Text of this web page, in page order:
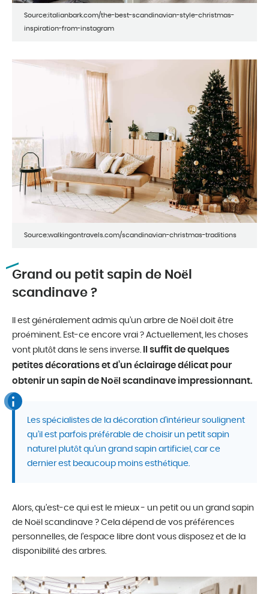
Source:italianbark.com/the-best-scandinavian-style-christmas-
inspiration-from-instagram
Source:walkingontravels.com/scandinavian-christmas-traditions
Grand ou petit sapin de Noël
scandinave ?
Il est généralement admis qu’un arbre de Noël doit être
proéminent. Est-ce encore vrai ? Actuellement, les choses
vont plutôt dans le sens inverse.
Il suffit de quelques
petites décorations et d’un éclairage délicat pour
obtenir un sapin de Noël scandinave impressionnant.
Les spécialistes de la décoration d’intérieur soulignent
qu’il est parfois préférable de choisir un petit sapin
naturel plutôt qu’un grand sapin artificiel, car ce
dernier est beaucoup moins esthétique.
Alors, qu’est-ce qui est le mieux - un petit ou un grand sapin
de Noël scandinave ? Cela dépend de vos préférences
personnelles, de l’espace libre dont vous disposez et de la
disponibilité des arbres.